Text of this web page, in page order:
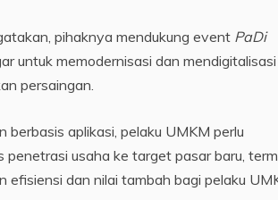
pihaknya mendukung event PaDi
untuk memodernisasi dan mendigitalisasi
persaingan.
aplikasi, pelaku UMKM perlu
penetrasi usaha ke target pasar baru,
dan nilai tambah bagi pelaku